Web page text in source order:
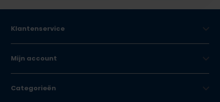
Klantenservice
Mijn account
Categorieën